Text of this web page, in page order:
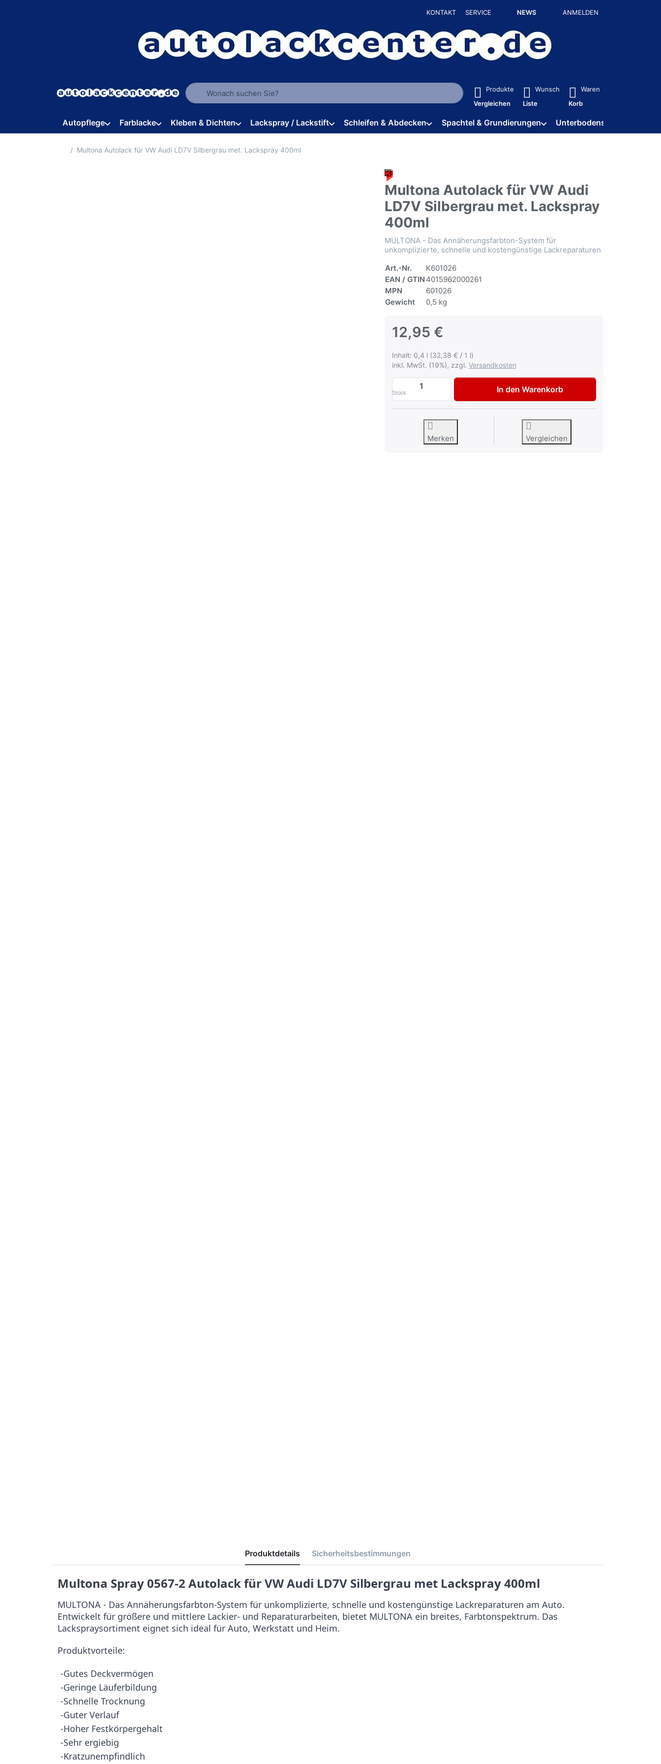
KONTAKT SERVICE NEWS ANMELDEN
Geben Sie einen Suchbegriff ein. Während Sie tippen, erscheinen automatisch erste Ergebnisse. Drücken Sie die Eingabetaste, um alle
Produkte
Vergleichen
Wunsch
Liste
Waren
Korb
Autopflege Farblacke Kleben & Dichten Lackspray / Lackstift Schleifen & Abdecken Spachtel & Grundierungen Unterbodenschutz / HV
Startseite
Multona Autolack für VW Audi LD7V Silbergrau met. Lackspray 400ml
Multona Autolack für VW Audi
LD7V Silbergrau met. Lackspray
400ml
MULTONA - Das Annäherungsfarbton-System für
unkomplizierte, schnelle und kostengünstige Lackreparaturen
Art.-Nr.
K601026
EAN / GTIN 4015962000261
MPN
601026
Gewicht
0,5 kg
12,95 €
Inhalt: 0,4 l (32,38 € / 1 l)
inkl. MwSt. (19%), zzgl. Versandkosten
Stück
Multona Autolack für VW Audi LD7V Silbergrau met.
In den Warenkorb
Merken Vergleichen
Produktdetails Sicherheitsbestimmungen
Multona Spray 0567-2 Autolack fürVW Audi LD7V Silbergrau met Lackspray 400ml
MULTONA - Das Annäherungsfarbton-System für unkomplizierte, schnelle und kostengünstige Lackreparaturen am Auto.
Entwickelt für größere und mittlere Lackier- und Reparaturarbeiten, bietet MULTONA ein breites, Farbtonspektrum. Das
Lackspraysortiment eignet sich ideal für Auto, Werkstatt und Heim.
Produktvorteile:
-Gutes Deckvermögen
-Geringe Läuferbildung
-Schnelle Trocknung
-Guter Verlauf
-Hoher Festkörpergehalt
-Sehr ergiebig
-Kratzunempfindlich